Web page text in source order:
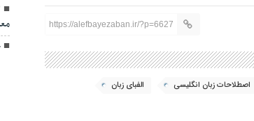
https://alefbayezaban.ir/?p=6627
اصطلاحات زبان انگلیسی
الفبای زبان